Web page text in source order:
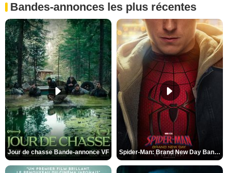
Bandes-annonces les plus récentes
Jour de chasse Bande-annonce VF Spider-Man: Brand New Day Bande-annonce (3) VO STFR